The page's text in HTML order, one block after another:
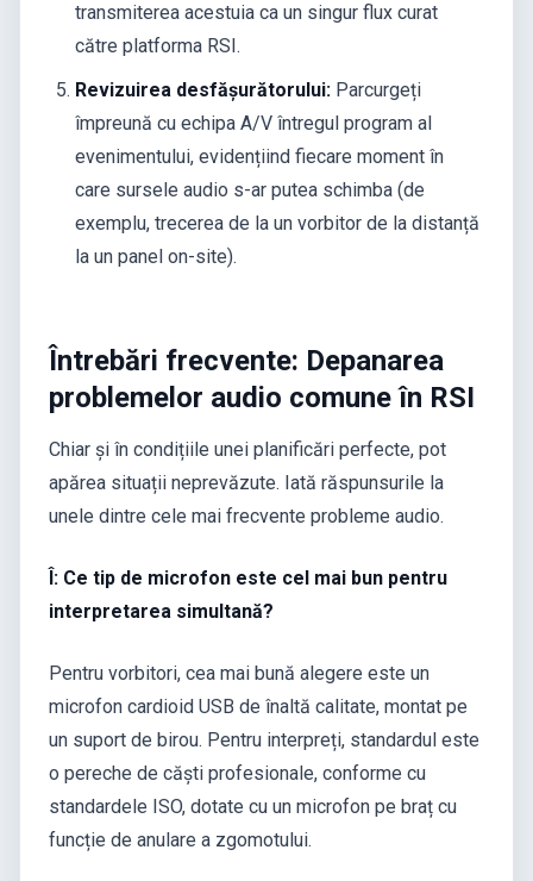
transmiterea acestuia ca un singur flux curat
către platforma RSI.
Revizuirea desfășurătorului: Parcurgeți
împreună cu echipa A/V întregul program al
evenimentului, evidențiind fiecare moment în
care sursele audio s-ar putea schimba (de
exemplu, trecerea de la un vorbitor de la distanță
la un panel on-site).
Întrebări frecvente: Depanarea
problemelor audio comune în RSI
Chiar și în condițiile unei planificări perfecte, pot
apărea situații neprevăzute. Iată răspunsurile la
unele dintre cele mai frecvente probleme audio.
Î: Ce tip de microfon este cel mai bun pentru
interpretarea simultană?
Pentru vorbitori, cea mai bună alegere este un
microfon cardioid USB de înaltă calitate, montat pe
un suport de birou. Pentru interpreți, standardul este
o pereche de căști profesionale, conforme cu
standardele ISO, dotate cu un microfon pe braț cu
funcție de anulare a zgomotului.